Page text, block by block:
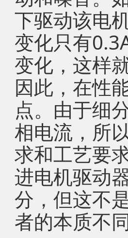
下驱动该电
变化只有
变化，这样
因此，在性
点。由于细
相电流，所
求和工艺要
进电机驱动
分，但这不
者的本质不